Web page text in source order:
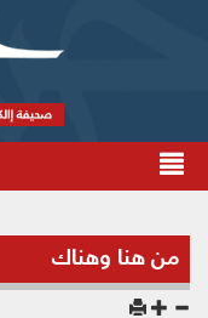
من هنا وهناك